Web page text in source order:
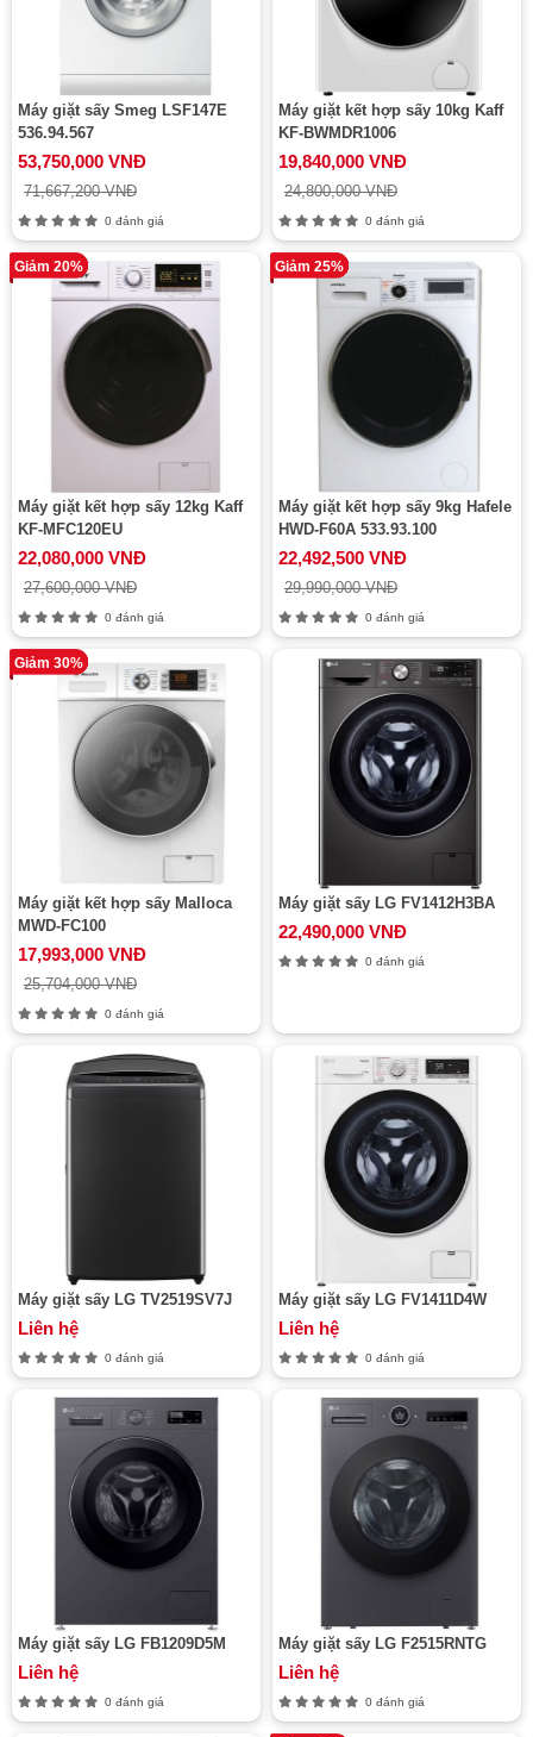
Máy giặt sấy Smeg LSF147E
536.94.567
53,750,000 VNĐ
71,667,200 VNĐ
0 đánh giá
Máy giặt kết hợp sấy 10kg Kaff
KF-BWMDR1006
19,840,000 VNĐ
24,800,000 VNĐ
0 đánh giá
Giảm 20%
Máy giặt kết hợp sấy 12kg Kaff
KF-MFC120EU
22,080,000 VNĐ
27,600,000 VNĐ
0 đánh giá
Giảm 25%
Máy giặt kết hợp sấy 9kg Hafele
HWD-F60A 533.93.100
22,492,500 VNĐ
29,990,000 VNĐ
0 đánh giá
Giảm 30%
Máy giặt kết hợp sấy Malloca
MWD-FC100
17,993,000 VNĐ
25,704,000 VNĐ
0 đánh giá
Máy giặt sấy LG FV1412H3BA
22,490,000 VNĐ
0 đánh giá
Máy giặt sấy LG TV2519SV7J
Liên hệ
0 đánh giá
Máy giặt sấy LG FV1411D4W
Liên hệ
0 đánh giá
Máy giặt sấy LG FB1209D5M
Liên hệ
0 đánh giá
Máy giặt sấy LG F2515RNTG
Liên hệ
0 đánh giá